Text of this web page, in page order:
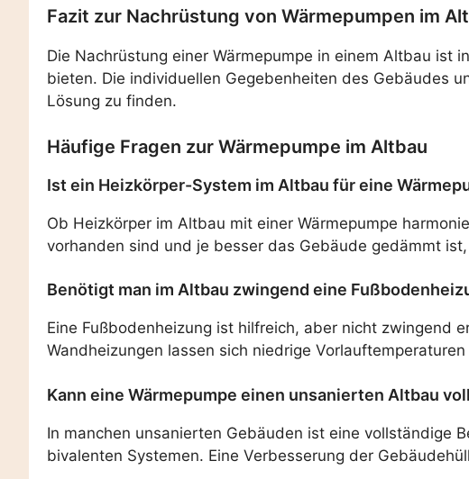
Fazit zur Nachrüstung von Wärmepumpen im
Die Nachrüstung einer Wärmepumpe in einem Altbau ist
bieten. Die individuellen Gegebenheiten des Gebäudes
Lösung zu finden.
Häufige Fragen zur Wärmepumpe im Altbau
Ist ein Heizkörper-System im Altbau für eine
Ob Heizkörper im Altbau mit einer Wärmepumpe
vorhanden sind und je besser das Gebäude gedämmt
Benötigt man im Altbau zwingend eine
Eine Fußbodenheizung ist hilfreich, aber nicht zwingend
Wandheizungen lassen sich niedrige
Kann eine Wärmepumpe einen unsanierten Altbau
In manchen unsanierten Gebäuden ist eine vollständige
bivalenten Systemen. Eine Verbesserung der